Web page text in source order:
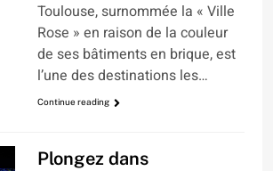
Toulouse, surnommée la « Ville
Rose » en raison de la couleur
de ses bâtiments en brique, est
l’une des destinations les…
Continue reading
Plongez dans